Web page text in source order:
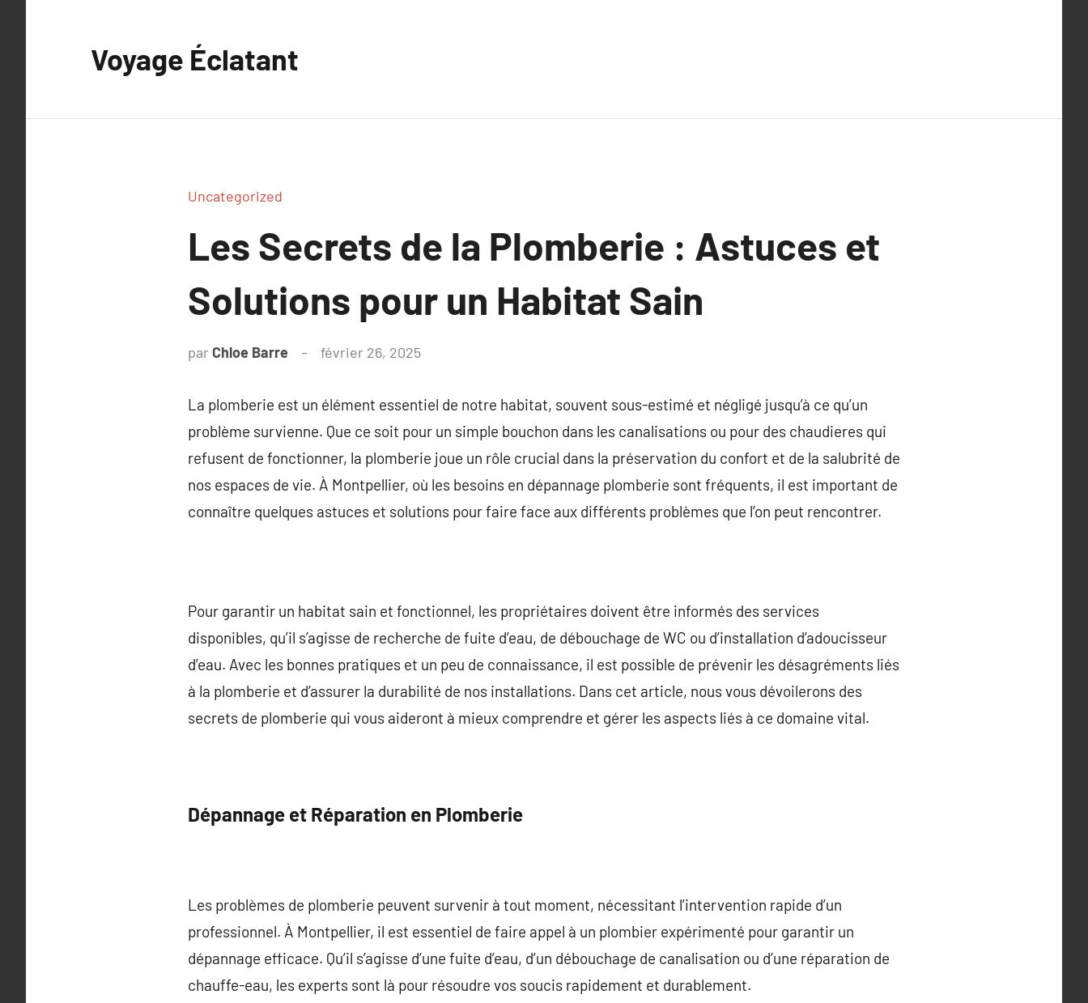
Voyage Éclatant
Uncategorized
Les Secrets de la Plomberie : Astuces et
Solutions pour un Habitat Sain
par Chloe Barre février 26, 2025
La plomberie est un élément essentiel de notre habitat, souvent sous-estimé et négligé jusqu’à ce qu’un
problème survienne. Que ce soit pour un simple bouchon dans les canalisations ou pour des chaudieres qui
refusent de fonctionner, la plomberie joue un rôle crucial dans la préservation du confort et de la salubrité de
nos espaces de vie. À Montpellier, où les besoins en dépannage plomberie sont fréquents, il est important de
connaître quelques astuces et solutions pour faire face aux différents problèmes que l’on peut rencontrer.
Pour garantir un habitat sain et fonctionnel, les propriétaires doivent être informés des services
disponibles, qu’il s’agisse de recherche de fuite d’eau, de débouchage de WC ou d’installation d’adoucisseur
d’eau. Avec les bonnes pratiques et un peu de connaissance, il est possible de prévenir les désagréments liés
à la plomberie et d’assurer la durabilité de nos installations. Dans cet article, nous vous dévoilerons des
secrets de plomberie qui vous aideront à mieux comprendre et gérer les aspects liés à ce domaine vital.
Dépannage et Réparation en Plomberie
Les problèmes de plomberie peuvent survenir à tout moment, nécessitant l’intervention rapide d’un
professionnel. À Montpellier, il est essentiel de faire appel à un plombier expérimenté pour garantir un
dépannage efficace. Qu’il s’agisse d’une fuite d’eau, d’un débouchage de canalisation ou d’une réparation de
chauffe-eau, les experts sont là pour résoudre vos soucis rapidement et durablement.